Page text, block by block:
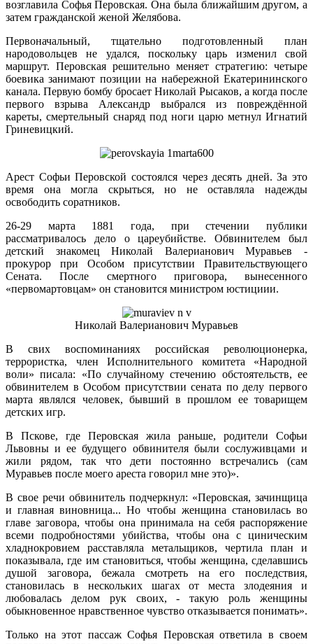
возглавила Софья Перовская. Она была ближайшим другом, а
затем гражданской женой Желябова.
Первоначальный, тщательно подготовленный план
народовольцев не удался, поскольку царь изменил свой
маршрут. Перовская решительно меняет стратегию: четыре
боевика занимают позиции на набережной Екатерининского
канала. Первую бомбу бросает Николай Рысаков, а когда после
первого взрыва Александр выбрался из повреждённой
кареты, смертельный снаряд под ноги царю метнул Игнатий
Гриневицкий.
Арест Софьи Перовской состоялся через десять дней. За это
время она могла скрыться, но не оставляла надежды
освободить соратников.
26-29 марта 1881 года, при стечении публики
рассматривалось дело о цареубийстве. Обвинителем был
детский знакомец Николай Валерианович Муравьев -
прокурор при Особом присутствии Правительствующего
Сената. После смертного приговора, вынесенного
«первомартовцам» он становится министром юстициии.
Николай Валерианович Муравьев
В свих воспоминаниях российская революционерка,
террористка, член Исполнительного комитета «Народной
воли» писала: «По случайному стечению обстоятельств, ее
обвинителем в Особом присутствии сената по делу первого
марта являлся человек, бывший в прошлом ее товарищем
детских игр.
В Пскове, где Перовская жила раньше, родители Софьи
Львовны и ее будущего обвинителя были сослуживцами и
жили рядом, так что дети постоянно встречались (сам
Муравьев после моего ареста говорил мне это)».
В свое речи обвинитель подчеркнул: «Перовская, зачинщица
и главная виновница... Но чтобы женщина становилась во
главе заговора, чтобы она принимала на себя распоряжение
всеми подробностями убийства, чтобы она с циническим
хладнокровием расставляла метальщиков, чертила план и
показывала, где им становиться, чтобы женщина, сделавшись
душой заговора, бежала смотреть на его последствия,
становилась в нескольких шагах от места злодеяния и
любовалась делом рук своих, - такую роль женщины
обыкновенное нравственное чувство отказывается понимать».
Только на этот пассаж Софья Перовская ответила в своем